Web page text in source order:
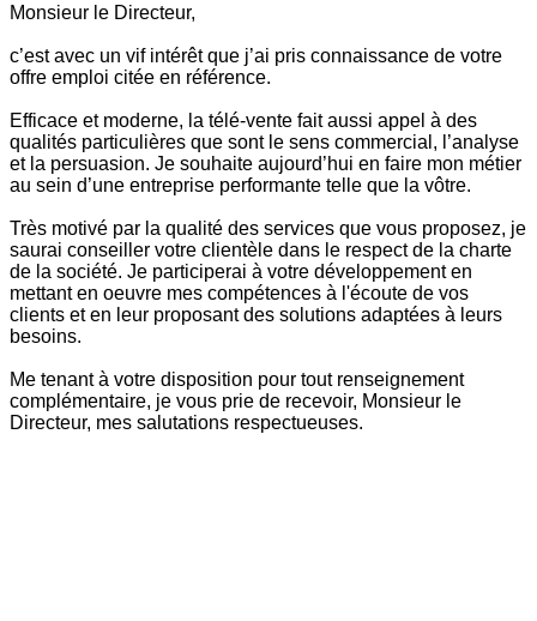
Monsieur le Directeur,
c’est avec un vif intérêt que j’ai pris connaissance de votre
offre emploi citée en référence.
Efficace et moderne, la télé-vente fait aussi appel à des
qualités particulières que sont le sens commercial, l’analyse
et la persuasion. Je souhaite aujourd’hui en faire mon métier
au sein d’une entreprise performante telle que la vôtre.
Très motivé par la qualité des services que vous proposez, je
saurai conseiller votre clientèle dans le respect de la charte
de la société. Je participerai à votre développement en
mettant en oeuvre mes compétences à l'écoute de vos
clients et en leur proposant des solutions adaptées à leurs
besoins.
Me tenant à votre disposition pour tout renseignement
complémentaire, je vous prie de recevoir, Monsieur le
Directeur, mes salutations respectueuses.